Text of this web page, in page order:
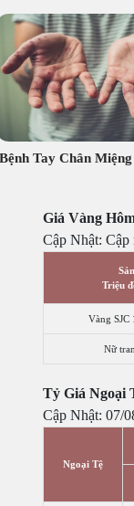
Tay Chân Miệng
Giá Vàng
Cập Nhật: Cập
Triệu
Vàng
Nữ
Tỷ Giá Ngoại
Cập Nhật: 07/
Ngoại Tệ